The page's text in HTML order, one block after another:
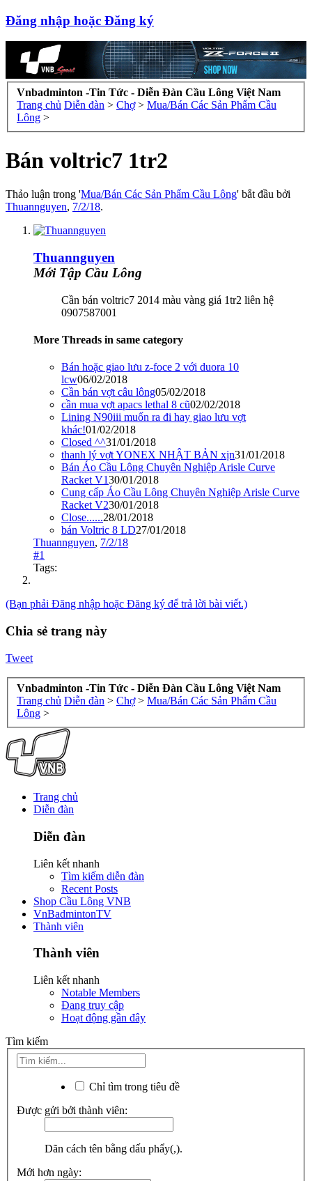
Đăng nhập hoặc Đăng ký
Vnbadminton -Tin Tức - Diễn Đàn Cầu Lông Việt Nam
Trang chủ Diễn đàn > Chợ > Mua/Bán Các Sản Phẩm Cầu
Lông >
Bán voltric7 1tr2
Thảo luận trong 'Mua/Bán Các Sản Phẩm Cầu Lông' bắt đầu bởi
Thuannguyen, 7/2/18.
Thuannguyen
Mới Tập Cầu Lông
Cần bán voltric7 2014 màu vàng giá 1tr2 liên hệ
0907587001
More Threads in same category
Bán hoặc giao lưu z-foce 2 với duora 10
lcw06/02/2018
Cần bán vợt câu lông05/02/2018
cần mua vợt apacs lethal 8 cũ02/02/2018
Lining N90iii muốn ra đi hay giao lưu vợt
khác!01/02/2018
Closed ^^31/01/2018
thanh lý vợt YONEX NHẬT BẢN xịn31/01/2018
Bán Áo Cầu Lông Chuyên Nghiệp Arisle Curve
Racket V130/01/2018
Cung cấp Áo Cầu Lông Chuyên Nghiệp Arisle Curve
Racket V230/01/2018
Close......28/01/2018
bán Voltric 8 LD27/01/2018
Thuannguyen, 7/2/18
#1
Tags:
(Bạn phải Đăng nhập hoặc Đăng ký để trả lời bài viết.)
Chia sẻ trang này
Tweet
Vnbadminton -Tin Tức - Diễn Đàn Cầu Lông Việt Nam
Trang chủ Diễn đàn > Chợ > Mua/Bán Các Sản Phẩm Cầu
Lông >
Trang chủ
Diễn đàn
Diễn đàn
Liên kết nhanh
Tìm kiếm diễn đàn
Recent Posts
Shop Cầu Lông VNB
VnBadmintonTV
Thành viên
Thành viên
Liên kết nhanh
Notable Members
Đang truy cập
Hoạt động gần đây
Tìm kiếm
Chỉ tìm trong tiêu đề
Được gửi bởi thành viên:
Dãn cách tên bằng dấu phẩy(,).
Mới hơn ngày: